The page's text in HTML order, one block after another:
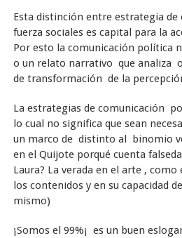
Esta distinción entre estrategia de
fuerza sociales es capital para la
Por esto la comunicación política
o un relato narrativo que analiza
de transformación de la
La estrategias de comunicación
lo cual no significa que sean
un marco de distinto al binomio
en el Quijote porqué cuenta
Laura? La verada en el arte ,
los contenidos y en su capacidad
mismo)
¡Somos el 99%¡ es un buen